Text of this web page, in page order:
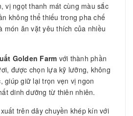
vị ngọt thanh mát cùng màu sắc
không thể thiếu trong pha chế
món ăn vặt yêu thích của nhiều
Golden Farm với thành phần
được chọn lựa kỹ lưỡng, không
giúp giữ lại trọn vẹn vị ngon
dinh dưỡng từ thiên nhiên.
trên dây chuyền khép kín với